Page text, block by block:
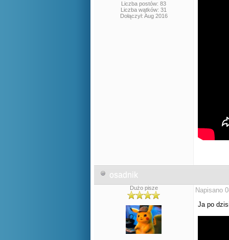
Liczba postów: 83
Liczba wątków: 31
Dołączył: Aug 2016
osadnik
Dużo pisze
Napisano
Ja po